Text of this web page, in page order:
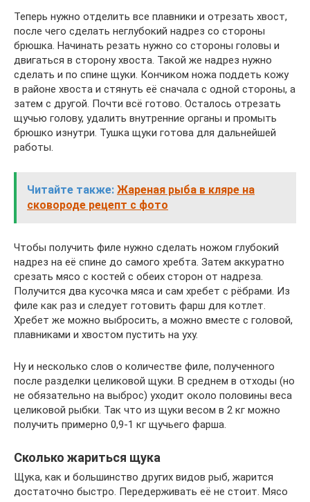
Теперь нужно отделить все плавники и отрезать хвост,
после чего сделать неглубокий надрез со стороны
брюшка. Начинать резать нужно со стороны головы и
двигаться в сторону хвоста. Такой же надрез нужно
сделать и по спине щуки. Кончиком ножа поддеть кожу
в районе хвоста и стянуть её сначала с одной стороны, а
затем с другой. Почти всё готово. Осталось отрезать
щучью голову, удалить внутренние органы и промыть
брюшко изнутри. Тушка щуки готова для дальнейшей
работы.
Читайте также: Жареная рыба в кляре на
сковороде рецепт с фото
Чтобы получить филе нужно сделать ножом глубокий
надрез на её спине до самого хребта. Затем аккуратно
срезать мясо с костей с обеих сторон от надреза.
Получится два кусочка мяса и сам хребет с рёбрами. Из
филе как раз и следует готовить фарш для котлет.
Хребет же можно выбросить, а можно вместе с головой,
плавниками и хвостом пустить на уху.
Ну и несколько слов о количестве филе, полученного
после разделки целиковой щуки. В среднем в отходы (но
не обязательно на выброс) уходит около половины веса
целиковой рыбки. Так что из щуки весом в 2 кг можно
получить примерно 0,9-1 кг щучьего фарша.
Сколько жариться щука
Щука, как и большинство других видов рыб, жарится
достаточно быстро. Передерживать её не стоит. Мясо